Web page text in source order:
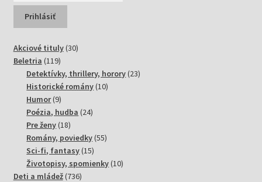
Akciové tituly 3030
Beletria 119119
produktov
Detektívky, thrillery, horory 2323
Historické romány 1010
Humor 99
produktov
Poézia, hudba 2424
Pre ženy 1818
produktov
Romány, poviedky 5555
Sci-fi, fantasy 1515
produktov
Životopisy, spomienky 1010
Deti a mládež 736736